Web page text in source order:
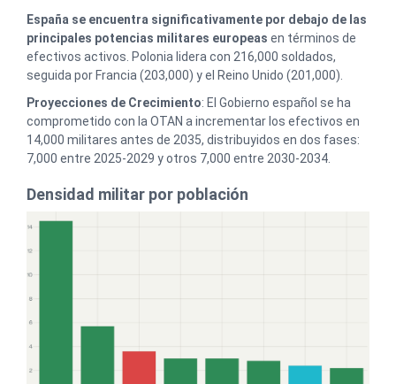
España se encuentra significativamente por debajo de las
principales potencias militares europeas en términos de
efectivos activos. Polonia lidera con 216,000 soldados,
seguida por Francia (203,000) y el Reino Unido (201,000).
Proyecciones de Crecimiento: El Gobierno español se ha
comprometido con la OTAN a incrementar los efectivos en
14,000 militares antes de 2035, distribuyidos en dos fases:
7,000 entre 2025-2029 y otros 7,000 entre 2030-2034.
Densidad militar por población